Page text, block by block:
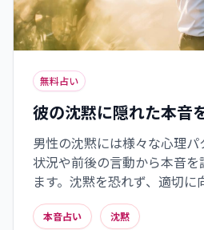
無料占い
彼の沈黙に隠れた本音
男性の沈黙には様々な心理
状況や前後の言動から本音
ます。沈黙を恐れず、適切
を深める機会になります。星
れば、彼の心を開かせる言葉
本音占い 沈黙